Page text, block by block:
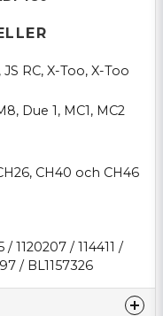
RC, X-Too, X-Too
Due 1, MC1, MC2
CH40 och CH46
1120207 / 114411 /
/ BL1157326